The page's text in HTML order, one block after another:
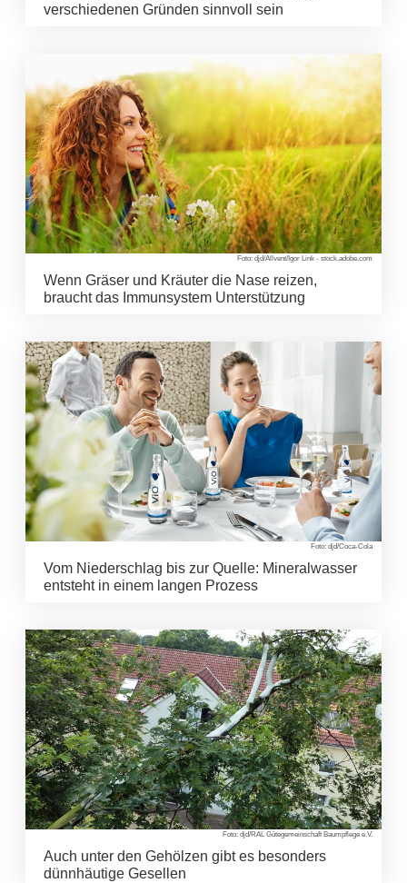
verschiedenen Gründen sinnvoll sein
Foto: djd/Allvent/Igor Link - stock.adobe.com
Wenn Gräser und Kräuter die Nase reizen,
braucht das Immunsystem Unterstützung
Foto: djd/Coca-Cola
Vom Niederschlag bis zur Quelle: Mineralwasser
entsteht in einem langen Prozess
Foto: djd/RAL Gütegemeinschaft Baumpflege e.V.
Auch unter den Gehölzen gibt es besonders
dünnhäutige Gesellen